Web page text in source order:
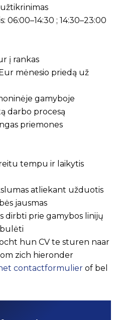
06:00–14:30 ; 14:30–23:00
į rankas
mėnesio priedą už
gamyboje
darbo procesą
priemones
tempu ir laikytis
atliekant užduotis
jausmas
dirbti prie gamybos linijų
hun CV te sturen naar
om zich hieronder
contactformulier of bel